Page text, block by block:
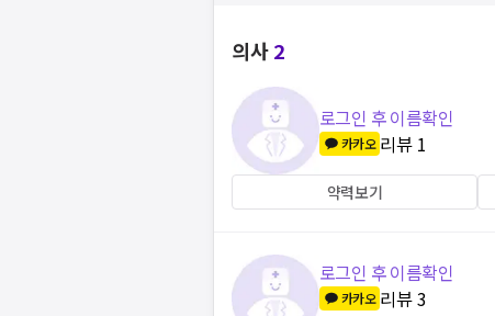
의사2
로그인 후 이름확인
카카오 리뷰 1
약력보기
로그인 후 이름확인
카카오 리뷰3